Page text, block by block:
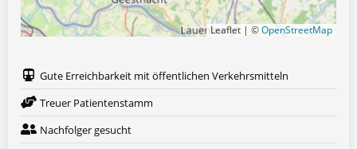
Leaflet | ©OpenStreetMap
Gute Erreichbarkeit mit öffentlichen Verkehrsmitteln
Treuer Patientenstamm
Nachfolger gesucht